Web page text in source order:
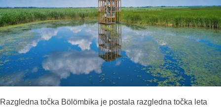
Razgledna točka Bölömbika je postala razgledna točka leta